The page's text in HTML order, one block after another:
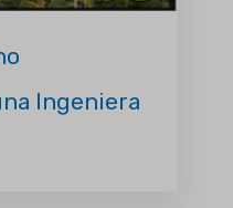
Ingeniera